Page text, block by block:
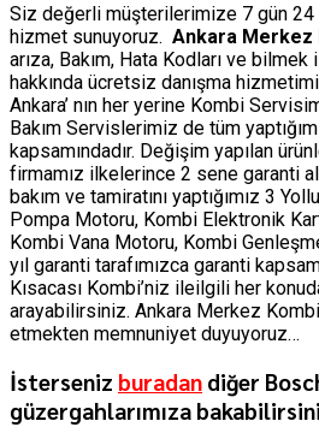
Siz değerli müşterilerimize 7 gün
hizmet sunuyoruz. Ankara Merkez
arıza, Bakım, Hata Kodları ve
hakkında ücretsiz danışma
Ankara’ nın her yerine Kombi
Bakım Servislerimiz de tüm
kapsamındadır. Değişim yapılan
firmamız ilkelerince 2 sene garanti
bakım ve tamiratını yaptığımız 3
Pompa Motoru, Kombi Elektronik
Kombi Vana Motoru, Kombi Genleşme
yıl garanti tarafımızca garanti
Kısacası Kombi’niz ileilgili her
arayabilirsiniz. Ankara Merkez
etmekten memnuniyet duyuyoruz…
İsterseniz buradan diğer
güzergahlarımıza